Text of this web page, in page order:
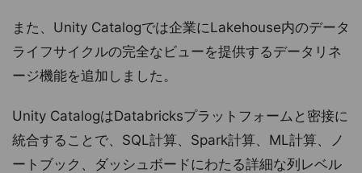
また、Unity Catalogでは企業にLakehouse内のデータ
ライフサイクルの完全なビューを提供するデータリネ
ージ機能を追加しました。
Unity CatalogはDatabricksプラットフォームと密接に
統合することで、SQL計算、Spark計算、ML計算、ノ
ートブック、ダッシュボードにわたる詳細な列レベル